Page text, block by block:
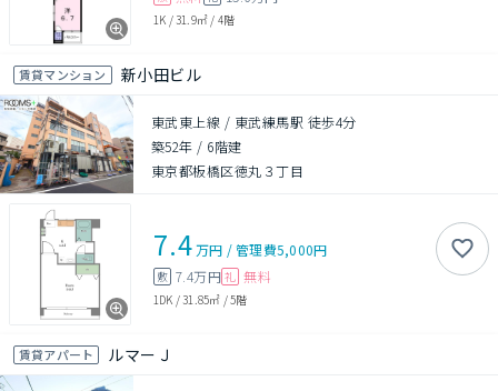
1K /31.9㎡ / 4階
賃貸マンション 新小田ビル
東武東上線 / 東武練馬駅 徒歩4分
築52年 / 6階建
東京都板橋区徳丸３丁目
7.4万円 /管理費5,000円
敷 7.4万円 礼 無料
1DK /31.85㎡ /5階
賃貸アパート ルマーＪ